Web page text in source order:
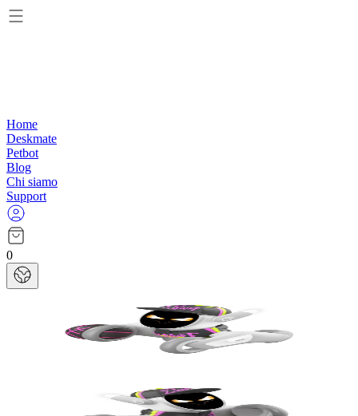
Home
Deskmate
Petbot
Blog
Chi siamo
Support
0